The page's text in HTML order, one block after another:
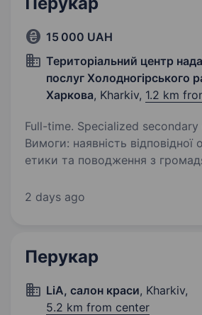
15 000 UAH
Територіальний центр
послуг Холодногірського
Харкова, Kharkiv, 1.2 km
Full-time. Specialized
Вимоги: наявність відповідної освіти, правила
етики та поводження з
способи і прийоми стрижок
2 days ago
Перукар
LiA, салон краси, Kharkiv,
5.2 km from center